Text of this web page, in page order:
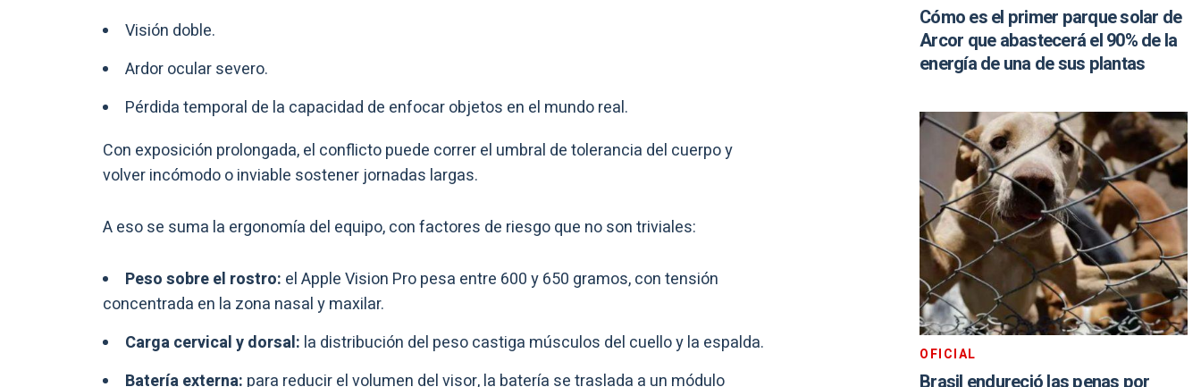
Visión doble.
Ardor ocular severo.
Pérdida temporal de la capacidad de enfocar objetos en el mundo real.
Con exposición prolongada, el conflicto puede correr el umbral de tolerancia del cuerpo y
volver incómodo o inviable sostener jornadas largas.
A eso se suma la ergonomía del equipo, con factores de riesgo que no son triviales:
Peso sobre el rostro: el Apple Vision Pro pesa entre 600 y 650 gramos, con tensión
concentrada en la zona nasal y maxilar.
Carga cervical y dorsal: la distribución del peso castiga músculos del cuello y la espalda.
Batería externa: para reducir el volumen del visor, la batería se traslada a un módulo
Cómo es el primer parque solar de
Arcor que abastecerá el 90% de la
energía de una de sus plantas
OFICIAL